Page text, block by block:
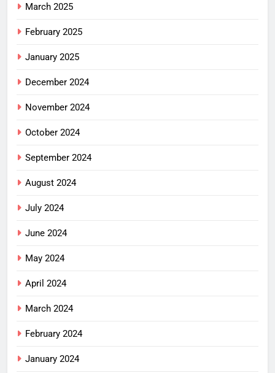
March 2025
February 2025
January 2025
December 2024
November 2024
October 2024
September 2024
August 2024
July 2024
June 2024
May 2024
April 2024
March 2024
February 2024
January 2024